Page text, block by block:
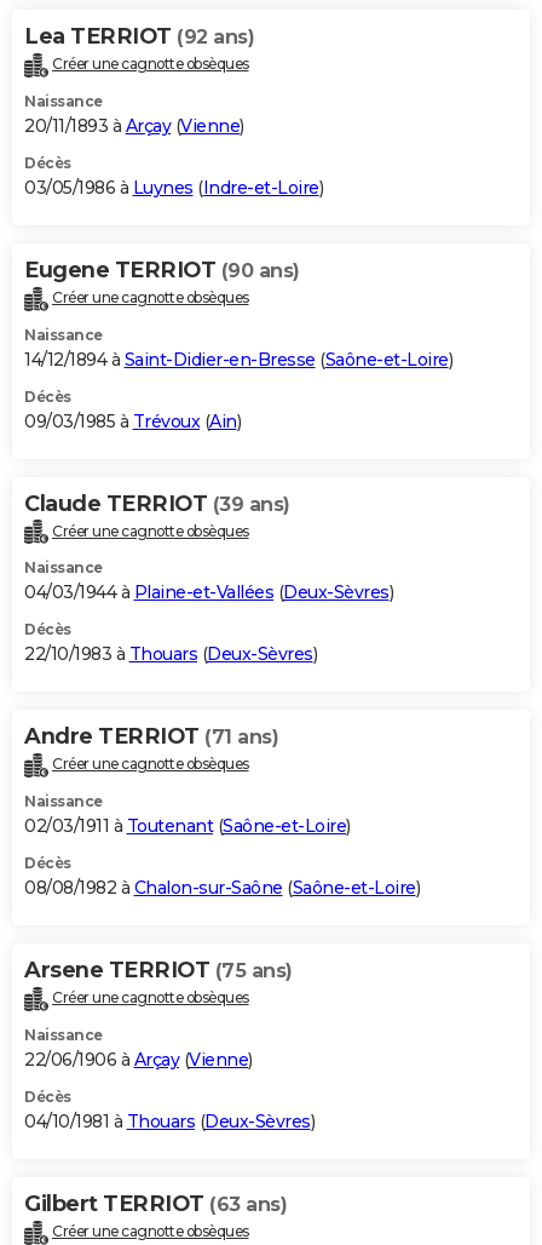
Lea TERRIOT (92 ans)
Créer une cagnotte obsèques
Naissance
20/11/1893 à Arçay(Vienne)
Décès
03/05/1986 à Luynes (Indre-et-Loire)
Eugene TERRIOT (90 ans)
Créer une cagnotte obsèques
Naissance
14/12/1894 à Saint-Didier-en-Bresse (Saône-et-Loire)
Décès
09/03/1985 à Trévoux (Ain)
Claude TERRIOT (39 ans)
Créer une cagnotte obsèques
Naissance
04/03/1944 à Plaine-et-Vallées (Deux-Sèvres)
Décès
22/10/1983 à Thouars (Deux-Sèvres)
Andre TERRIOT (71 ans)
Créer une cagnotte obsèques
Naissance
02/03/1911 à Toutenant(Saône-et-Loire)
Décès
08/08/1982 à Chalon-sur-Saône (Saône-et-Loire)
Arsene TERRIOT (75 ans)
Créer une cagnotte obsèques
Naissance
22/06/1906 à Arçay(Vienne)
Décès
04/10/1981 à Thouars (Deux-Sèvres)
Gilbert TERRIOT (63 ans)
Créer une cagnotte obsèques